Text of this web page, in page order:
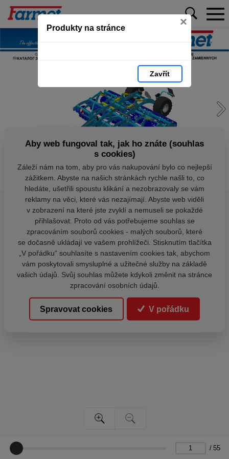
Produkty na stránce ×
Zavřít
/ 55
Aby web fungoval tak, jak ho znáte (souhlas
s cookies)
Záleží nám na tom, aby pro vás nakupování bylo co nejlepší
zážitkem. Abyste na našich stránkách rychle našli to, co
hledáte, ušetřili spoustu klikání a nezobrazovaly se vám
reklamy na věci, které vás nezajímají. Abyste web viděli
v zobrazení na které jste zvyklí a nemuseli se pokaždé
přihlašovat. Proto od vás potřebujeme souhlas se
zpracováním souborů cookies - malých souborů, které
se dočasně ukládají ve vašem prohlížeči. Stisknutím tlačítka
„V pořádku“ souhlasíte s nastavením cookies tak, abychom
vám poskytovali smysluplné a užitečné služby na základě
vašich údajů. Svůj souhlas můžete kdykoli změnit na stránce
zpracování osobních údajů.
Spravovat cookies V pořádku